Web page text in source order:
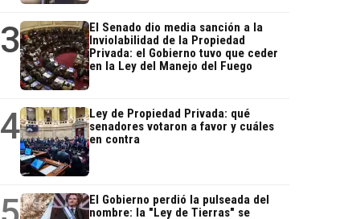
3
El Senado dio media sanción a la
Inviolabilidad de la Propiedad
Privada: el Gobierno tuvo que ceder
en la Ley del Manejo del Fuego
4
Ley de Propiedad Privada: qué
senadores votaron a favor y cuáles
en contra
El Gobierno perdió la pulseada del
nombre: la "Ley de Tierras" se